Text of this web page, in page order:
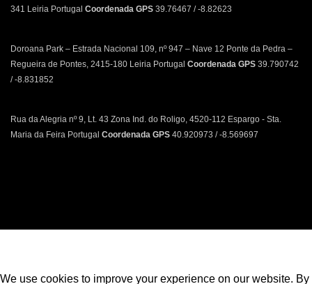
341 Leiria Portugal Coordenada GPS 39.76467 / -8.82623
Doroana Park – Estrada Nacional 109, nº 947 – Nave 12 Ponte da Pedra –
Regueira de Pontes, 2415-180 Leiria Portugal Coordenada GPS 39.790742
/ -8.831852
Rua da Alegria nº 9, Lt. 43 Zona Ind. do Roligo, 4520-112 Espargo - Sta.
Maria da Feira Portugal Coordenada GPS 40.920973 / -8.569697
We use cookies to improve your experience on our website. By